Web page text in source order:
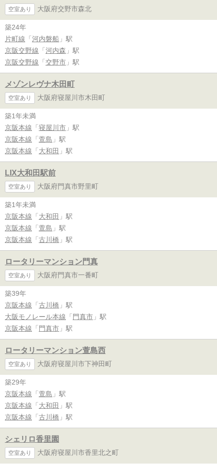
空室あり 大阪府交野市森北
築24年
片町線 「 河内磐船 」駅
京阪交野線 「 河内森 」駅
京阪交野線 「 交野市 」駅
メゾンレヴナ木田町
空室あり 大阪府寝屋川市木田町
築1年未満
京阪本線 「 寝屋川市 」駅
京阪本線 「 萱島 」駅
京阪本線 「 大和田 」駅
LIX大和田駅前
空室あり 大阪府門真市野里町
築1年未満
京阪本線 「 大和田 」駅
京阪本線 「 萱島 」駅
京阪本線 「 古川橋 」駅
ロータリーマンション門真
空室あり 大阪府門真市一番町
築39年
京阪本線 「 古川橋 」駅
大阪モノレール本線 「 門真市 」駅
京阪本線 「 門真市 」駅
ロータリーマンション萱島西
空室あり 大阪府寝屋川市下神田町
築29年
京阪本線 「 萱島 」駅
京阪本線 「 大和田 」駅
京阪本線 「 古川橋 」駅
シェリロ香里園
空室あり 大阪府寝屋川市香里北之町